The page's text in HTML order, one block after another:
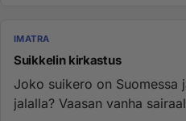
IMATRA
Suikkelin kirkastus
Joko suikero on Suomessa
jalalla? Vaasan vanha